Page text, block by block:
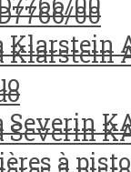
Klarstein
Severin
à
00
Klarstein
Severin